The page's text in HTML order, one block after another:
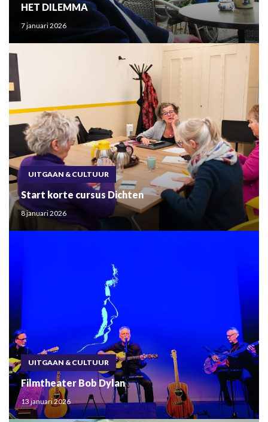
HET DILEMMA
7 januari 2026
UITGAAN & CULTUUR
Start korte cursus Dichten
8 januari 2026
UITGAAN & CULTUUR
Filmtheater Bob Dylan
13 januari 2026